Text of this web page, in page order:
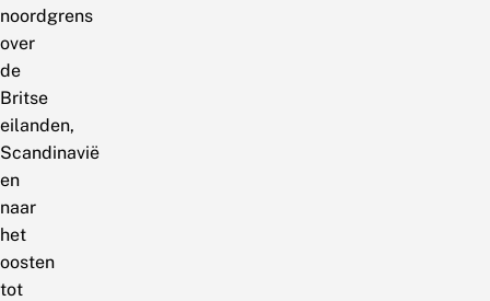
noordgrens
over
de
Britse
eilanden,
Scandinavië
en
naar
het
oosten
tot